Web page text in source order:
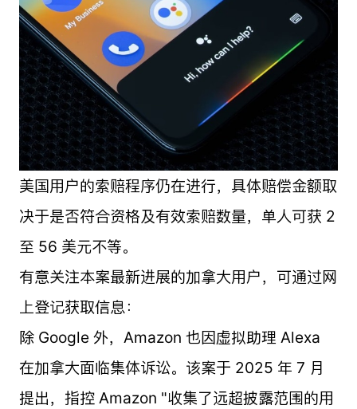
美国用户的索赔程序仍在进行，具体赔偿金额取
决于是否符合资格及有效索赔数量，单人可获 2
至 56 美元不等。
有意关注本案最新进展的加拿大用户，可通过网
上登记获取信息：
除 Google 外，Amazon 也因虚拟助理 Alexa
在加拿大面临集体诉讼。该案于 2025 年 7 月
提出，指控 Amazon "收集了远超披露范围的用